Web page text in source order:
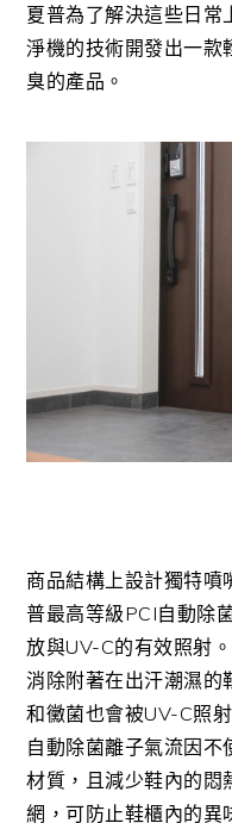
夏普為了解決這些日常
淨機的技術開發出一款
臭的產品。
商品結構上設計獨特噴
普最高等級PCI自動除
放與UV-C的有效照射
消除附著在出汗潮濕的
和黴菌也會被UV-C照
自動除菌離子氣流因不
材質，且減少鞋內的悶
網，可防止鞋櫃內的異